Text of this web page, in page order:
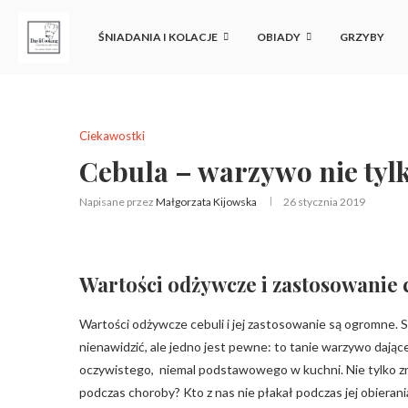
ŚNIADANIA I KOLACJE OBIADY GRZYBY
Ciekawostki
Cebula – warzywo nie
Napisane przez Małgorzata Kijowska 26 stycznia 2019
Wartości odżywcze i zastosowanie
Wartości odżywcze cebuli i jej zastosowanie są ogromne.
nienawidzić, ale jedno jest pewne: to tanie warzywo
oczywistego, niemal podstawowego w kuchni. Nie tylko
podczas choroby? Kto z nas nie płakał podczas jej